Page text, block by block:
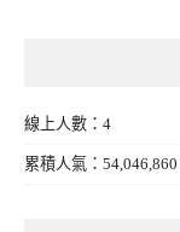
線上人數：4
累積人氣：54,046,860